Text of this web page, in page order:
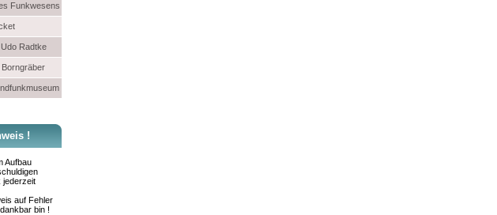
Funkwesens
Radtke
!
Aufbau
jederzeit
auf Fehler
bin !